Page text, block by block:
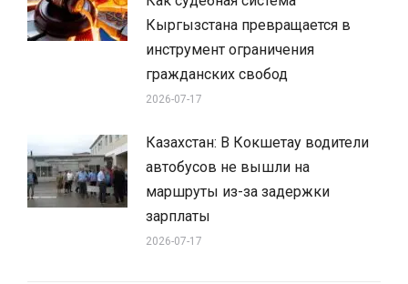
Кыргызстана превращается в
инструмент ограничения
гражданских свобод
2026-07-17
Казахстан: В Кокшетау водители
автобусов не вышли на
маршруты из-за задержки
зарплаты
2026-07-17